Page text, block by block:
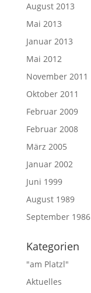
August 2013
Mai 2013
Januar 2013
Mai 2012
November 2011
Oktober 2011
Februar 2009
Februar 2008
März 2005
Januar 2002
Juni 1999
August 1989
September 1986
Kategorien
"am Platzl"
Aktuelles